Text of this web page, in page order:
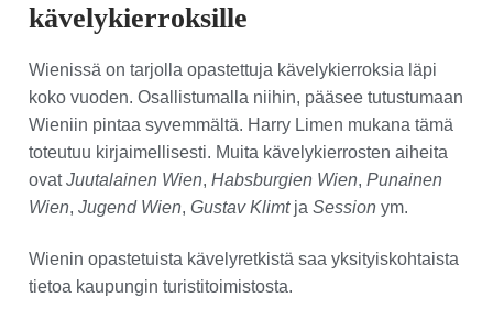
kävelykierroksille
Wienissä on tarjolla opastettuja kävelykierroksia läpi
koko vuoden. Osallistumalla niihin, pääsee tutustumaan
Wieniin pintaa syvemmältä. Harry Limen mukana tämä
toteutuu kirjaimellisesti. Muita kävelykierrosten aiheita
ovatJuutalainen Wien, Habsburgien Wien, Punainen
Wien, Jugend Wien, Gustav Klimtja Session ym.
Wienin opastetuista kävelyretkistä saa yksityiskohtaista
tietoa kaupungin turistitoimistosta.